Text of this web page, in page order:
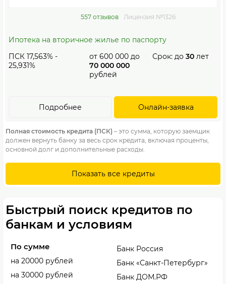
557 отзывов Лицензия №1326
Ипотека на вторичное жилье по паспорту
ПСК 17,563% -
25,931%
от 600 000 до
70 000 000
рублей
Срок: до 30лет
Онлайн-заявка
Подробнее
Полная стоимость кредита (ПСК) – это сумма, которую заемщик
должен вернуть банку за весь срок кредита, включая проценты,
основной долг и дополнительные расходы.
Показать все кредиты
Быстрый поиск кредитов по
банкам и условиям
По сумме
на 20000 рублей
на 30000 рублей
Банк Россия
Банк «Санкт-Петербург»
Банк ДОМ.РФ